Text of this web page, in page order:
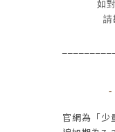
如
請
-
官網為 「